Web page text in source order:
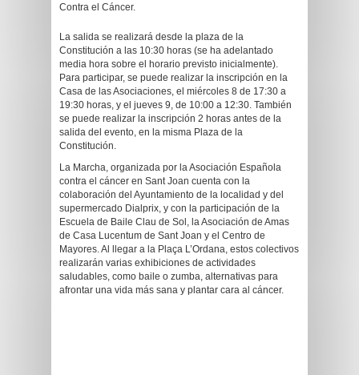
Contra el Cáncer.
La salida se realizará desde la plaza de la
Constitución a las 10:30 horas (se ha adelantado
media hora sobre el horario previsto inicialmente).
Para participar, se puede realizar la inscripción en la
Casa de las Asociaciones, el miércoles 8 de 17:30 a
19:30 horas, y el jueves 9, de 10:00 a 12:30. También
se puede realizar la inscripción 2 horas antes de la
salida del evento, en la misma Plaza de la
Constitución.
La Marcha, organizada por la Asociación Española
contra el cáncer en Sant Joan cuenta con la
colaboración del Ayuntamiento de la localidad y del
supermercado Dialprix, y con la participación de la
Escuela de Baile Clau de Sol, la Asociación de Amas
de Casa Lucentum de Sant Joan y el Centro de
Mayores. Al llegar a la Plaça L’Ordana, estos colectivos
realizarán varias exhibiciones de actividades
saludables, como baile o zumba, alternativas para
afrontar una vida más sana y plantar cara al cáncer.